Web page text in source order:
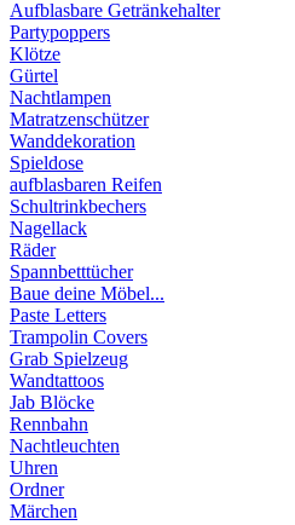
Aufblasbare Getränkehalter
Partypoppers
Klötze
Gürtel
Nachtlampen
Matratzenschützer
Wanddekoration
Spieldose
aufblasbaren Reifen
Schultrinkbechers
Nagellack
Räder
Spannbetttücher
Baue deine Möbel...
Paste Letters
Trampolin Covers
Grab Spielzeug
Wandtattoos
Jab Blöcke
Rennbahn
Nachtleuchten
Uhren
Ordner
Märchen